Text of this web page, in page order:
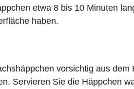
etwa 8 bis 10 Minuten
haben.
vorsichtig aus
Servieren Sie die Häppchen